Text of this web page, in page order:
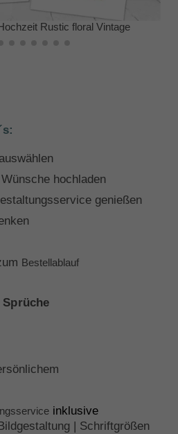
Rustic floral Vintage
hochladen
genießen
Bestellablauf
inklusive
| Schriftgrößen